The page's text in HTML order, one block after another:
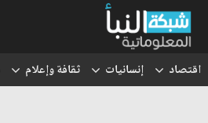
اقتصاد إنسانيات ثقافة وإعلام